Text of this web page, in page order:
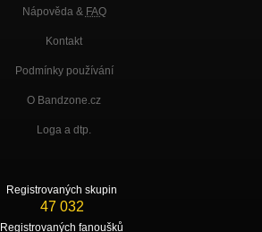
Nápověda & FAQ
Kontakt
Podmínky používání
O Bandzone.cz
Loga a dtp.
Registrovaných skupin
47 032
Registrovaných fanoušků